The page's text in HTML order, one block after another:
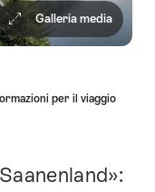
Galleria media
per il viaggio